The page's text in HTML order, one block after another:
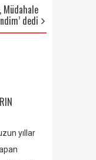
Müdahale
dedi
yıllar